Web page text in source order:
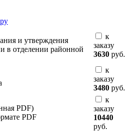
и утверждения
в отделении районной
к
заказу
3630 руб.
к
заказу
3480 руб.
PDF)
PDF
к
заказу
10440
руб.